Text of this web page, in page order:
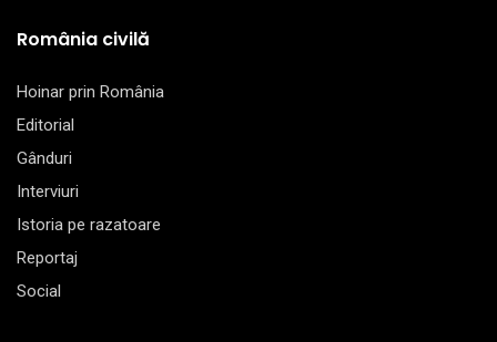
România civilă
Hoinar prin România
Editorial
Gânduri
Interviuri
Istoria pe razatoare
Reportaj
Social